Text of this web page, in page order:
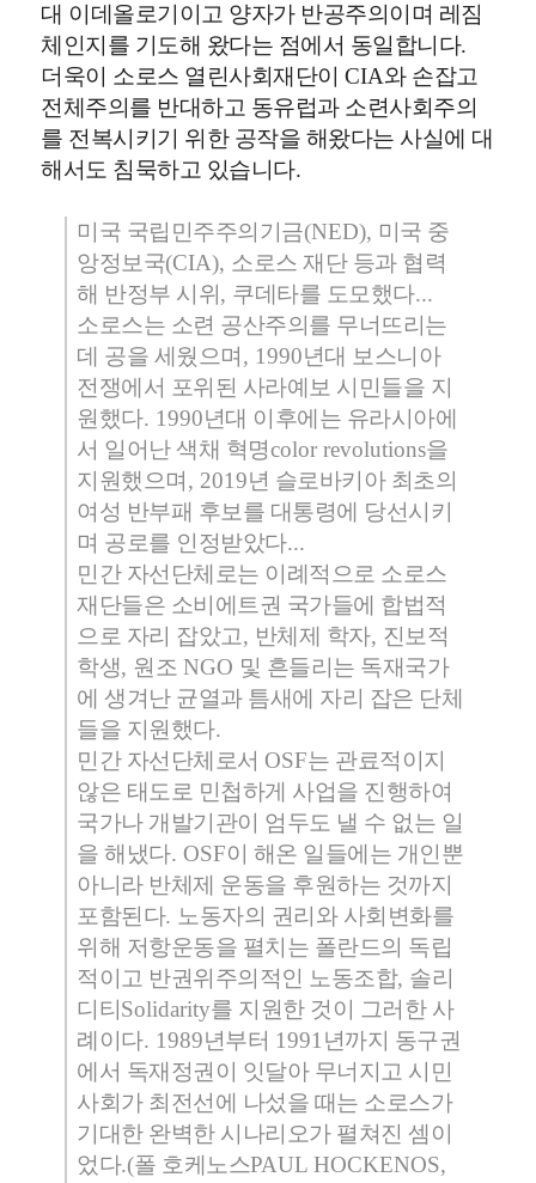
대 이데올로기이고 양자가 반공주의이며 레짐
체인지를 기도해 왔다는 점에서 동일합니다.
더욱이 소로스 열린사회재단이CIA와 손잡고
전체주의를 반대하고 동유럽과 소련사회주의
를 전복시키기 위한 공작을 해왔다는 사실에 대
해서도 침묵하고 있습니다.
미국 국립민주주의기금(NED), 미국 중
앙정보국(CIA), 소로스 재단 등과 협력
해 반정부 시위 , 쿠데타를 도모했다...
소로스는 소련 공산주의를 무너뜨리는
데 공을 세웠으며 , 1990년대 보스니아
전쟁에서 포위된 사라예보 시민들을 지
원했다. 1990년대 이후에는 유라시아에
서 일어난 색채 혁명color revolutions을
지원했으며 , 2019년 슬로바키아 최초의
여성 반부패 후보를 대통령에 당선시키
며 공로를 인정받았다...
민간 자선단체로는 이례적으로 소로스
재단들은 소비에트권 국가들에 합법적
으로 자리 잡았고, 반체제 학자, 진보적
학생, 원조 NGO 및 흔들리는 독재국가
에 생겨난 균열과 틈새에 자리 잡은 단체
들을 지원했다.
민간 자선단체로서OSF는 관료적이지
않은 태도로 민첩하게 사업을 진행하여
국가나 개발기관이 엄두도 낼 수 없는 일
을 해냈다. OSF이 해온 일들에는 개인뿐
아니라 반체제 운동을 후원하는 것까지
포함된다. 노동자의 권리와 사회변화를
위해 저항운동을 펼치는 폴란드의 독립
적이고 반권위주의적인 노동조합, 솔리
디티 Solidarity를 지원한 것이 그러한 사
례이다. 1989년부터 1991년까지 동구권
에서 독재정권이 잇달아 무너지고 시민
사회가 최전선에 나섰을 때는 소로스가
기대한 완벽한 시나리오가 펼쳐진 셈이
었다.(폴 호케노스PAUL HOCKENOS,